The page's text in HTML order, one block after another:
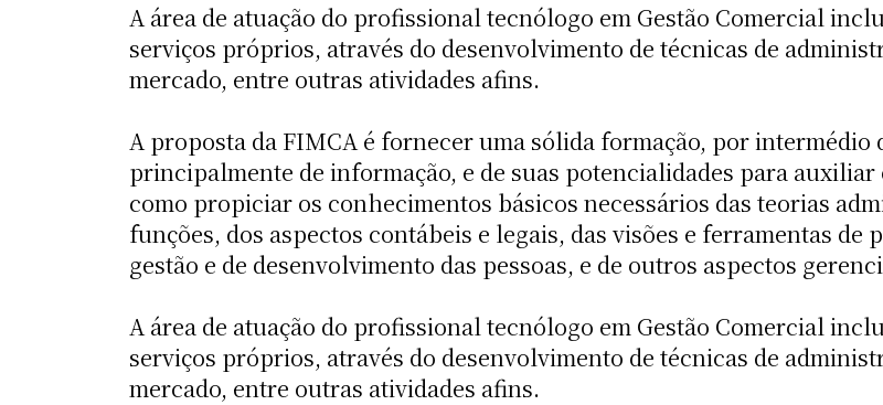
A área de atuação do profissional tecnólogo em Gestão Comercial
serviços próprios, através do desenvolvimento de técnicas de
mercado, entre outras atividades afins.
A proposta da FIMCA é fornecer uma sólida formação, por
principalmente de informação, e de suas potencialidades para
como propiciar os conhecimentos básicos necessários das teorias
funções, dos aspectos contábeis e legais, das visões e ferramentas de
gestão e de desenvolvimento das pessoas, e de outros aspectos
A área de atuação do profissional tecnólogo em Gestão Comercial
serviços próprios, através do desenvolvimento de técnicas de
mercado, entre outras atividades afins.